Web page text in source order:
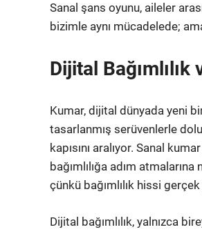
Sanal şans oyunu, aileler
bizimle aynı mücadelede;
Dijital
Kumar, dijital dünyada yeni
tasarlanmış serüvenlerle
kapısını aralıyor. Sanal
bağımlılığa adım
çünkü bağımlılık hissi
Dijital bağımlılık, yalnızca